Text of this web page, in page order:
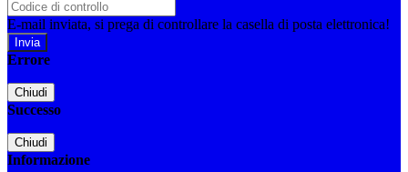
E-mail inviata, si prega di controllare la casella di posta elettronica!
Errore
Chiudi
Successo
Chiudi
Informazione